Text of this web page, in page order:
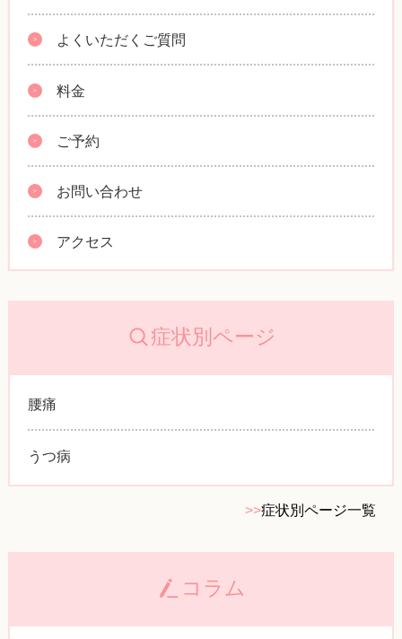
よくいただくご質問
料金
ご予約
お問い合わせ
アクセス
症状別ページ
腰痛
うつ病
>>症状別ページ一覧
コラム